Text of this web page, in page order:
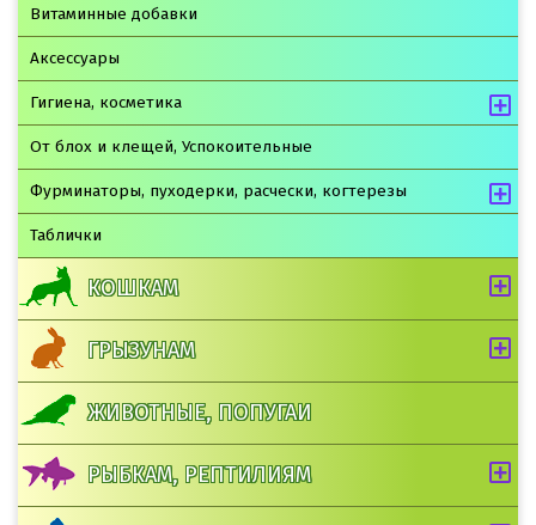
Витаминные добавки
Аксессуары
Гигиена, косметика
От блох и клещей, Успокоительные
Фурминаторы, пуходерки, расчески, когтерезы
Таблички
КОШКАМ
ГРЫЗУНАМ
ЖИВОТНЫЕ, ПОПУГАИ
РЫБКАМ, РЕПТИЛИЯМ